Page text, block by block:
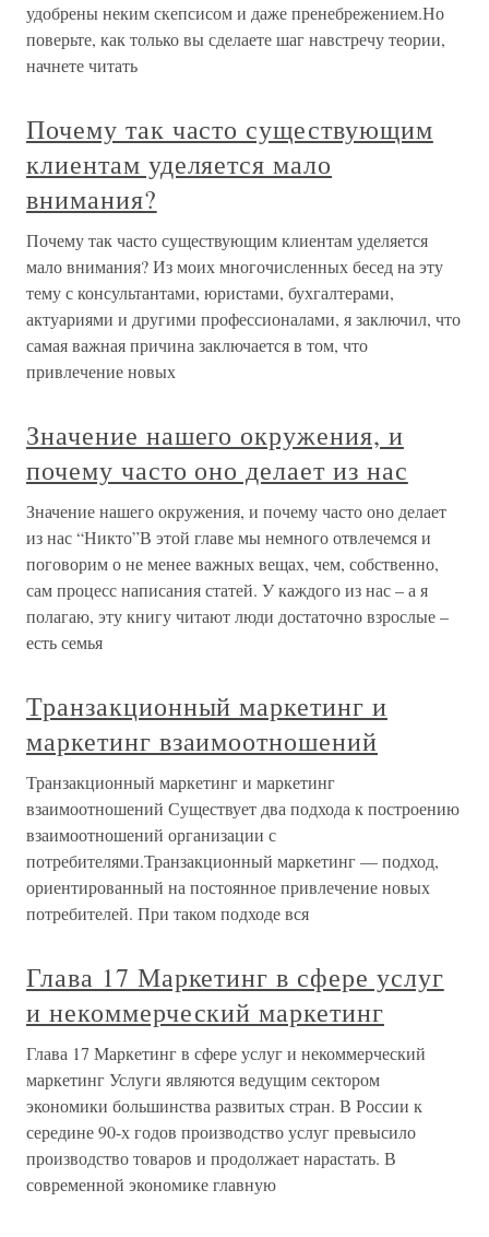
удобрены неким скепсисом и даже пренебрежением.Но
поверьте, как только вы сделаете шаг навстречу теории,
начнете читать
Почему так часто существующим
клиентам уделяется мало
внимания?
Почему так часто существующим клиентам уделяется
мало внимания? Из моих многочисленных бесед на эту
тему с консультантами, юристами, бухгалтерами,
актуариями и другими профессионалами, я заключил, что
самая важная причина заключается в том, что
привлечение новых
Значение нашего окружения, и
почему часто оно делает из нас
Значение нашего окружения, и почему часто оно делает
из нас “Никто”В этой главе мы немного отвлечемся и
поговорим о не менее важных вещах, чем, собственно,
сам процесс написания статей. У каждого из нас – а я
полагаю, эту книгу читают люди достаточно взрослые –
есть семья
Транзакционный маркетинг и
маркетинг взаимоотношений
Транзакционный маркетинг и маркетинг
взаимоотношений Существует два подхода к построению
взаимоотношений организации с
потребителями.Транзакционный маркетинг — подход,
ориентированный на постоянное привлечение новых
потребителей. При таком подходе вся
Глава 17 Маркетинг в сфере услуг
и некоммерческий маркетинг
Глава 17 Маркетинг в сфере услуг и некоммерческий
маркетинг Услуги являются ведущим сектором
экономики большинства развитых стран. В России к
середине 90-х годов производство услуг превысило
производство товаров и продолжает нарастать. В
современной экономике главную